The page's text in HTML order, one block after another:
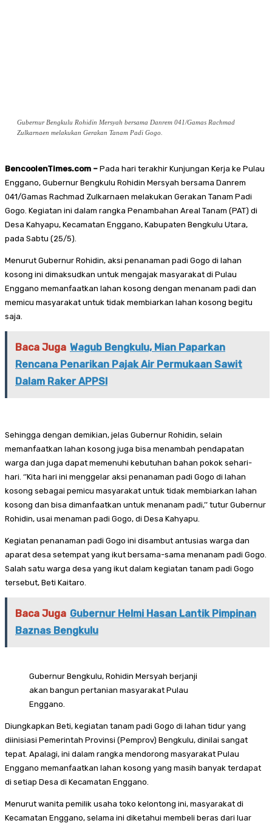
Gubernur Bengkulu Rohidin Mersyah bersama Danrem 041/Gamas Rachmad
Zulkarnaen melakukan Gerakan Tanam Padi Gogo.
BencoolenTimes.com – Pada hari terakhir Kunjungan Kerja ke Pulau
Enggano, Gubernur Bengkulu Rohidin Mersyah bersama Danrem
041/Gamas Rachmad Zulkarnaen melakukan Gerakan Tanam Padi
Gogo. Kegiatan ini dalam rangka Penambahan Areal Tanam (PAT) di
Desa Kahyapu, Kecamatan Enggano, Kabupaten Bengkulu Utara,
pada Sabtu (25/5).
Menurut Gubernur Rohidin, aksi penanaman padi Gogo di lahan
kosong ini dimaksudkan untuk mengajak masyarakat di Pulau
Enggano memanfaatkan lahan kosong dengan menanam padi dan
memicu masyarakat untuk tidak membiarkan lahan kosong begitu
saja.
Baca Juga Wagub Bengkulu, Mian Paparkan
Rencana Penarikan Pajak Air Permukaan Sawit
Dalam Raker APPSI
Sehingga dengan demikian, jelas Gubernur Rohidin, selain
memanfaatkan lahan kosong juga bisa menambah pendapatan
warga dan juga dapat memenuhi kebutuhan bahan pokok sehari-
hari. ‘’Kita hari ini menggelar aksi penanaman padi Gogo di lahan
kosong sebagai pemicu masyarakat untuk tidak membiarkan lahan
kosong dan bisa dimanfaatkan untuk menanam padi,’’ tutur Gubernur
Rohidin, usai menaman padi Gogo, di Desa Kahyapu.
Kegiatan penanaman padi Gogo ini disambut antusias warga dan
aparat desa setempat yang ikut bersama-sama menanam padi Gogo.
Salah satu warga desa yang ikut dalam kegiatan tanam padi Gogo
tersebut, Beti Kaitaro.
Baca Juga Gubernur Helmi Hasan Lantik Pimpinan
Baznas Bengkulu
Gubernur Bengkulu, Rohidin Mersyah berjanji
akan bangun pertanian masyarakat Pulau
Enggano.
Diungkapkan Beti, kegiatan tanam padi Gogo di lahan tidur yang
diinisiasi Pemerintah Provinsi (Pemprov) Bengkulu, dinilai sangat
tepat. Apalagi, ini dalam rangka mendorong masyarakat Pulau
Enggano memanfaatkan lahan kosong yang masih banyak terdapat
di setiap Desa di Kecamatan Enggano.
Menurut wanita pemilik usaha toko kelontong ini, masyarakat di
Kecamatan Enggano, selama ini diketahui membeli beras dari luar